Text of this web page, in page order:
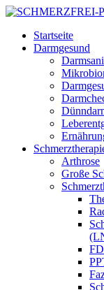
Startseite
Darmgesund
Arthrose
Große